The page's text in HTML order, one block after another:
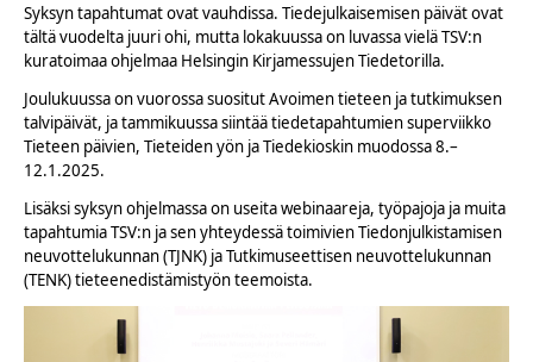
Syksyn tapahtumat ovat vauhdissa. Tiedejulkaisemisen päivät ovat
tältä vuodelta juuri ohi, mutta lokakuussa on luvassa vielä TSV:n
kuratoimaa ohjelmaa Helsingin Kirjamessujen Tiedetorilla.
Joulukuussa on vuorossa suositut Avoimen tieteen ja tutkimuksen
talvipäivät, ja tammikuussa siintää tiedetapahtumien superviikko
Tieteen päivien, Tieteiden yön ja Tiedekioskin muodossa 8.–
12.1.2025.
Lisäksi syksyn ohjelmassa on useita webinaareja, työpajoja ja muita
tapahtumia TSV:n ja sen yhteydessä toimivien Tiedonjulkistamisen
neuvottelukunnan (TJNK) ja Tutkimuseettisen neuvottelukunnan
(TENK) tieteenedistämistyön teemoista.